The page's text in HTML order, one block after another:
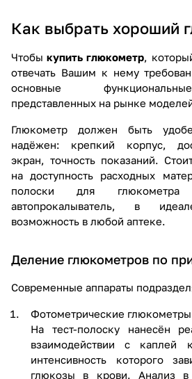
Как выбрать хороший
Чтобыкупить глюкометр,
отвечать Вашим к нему
основные
представленных на рынке
Глюкометр должен быть
надёжен: крепкий корпус,
экран, точность показаний.
на доступность расходных
полоски для глюкометра
автопрокалыватель, в
возможность в любой аптеке.
Деление глюкометров по
Современные аппараты
Фотометрические глюкометры
На тест-полоску нанесён
взаимодействии с каплей
интенсивность которого
глюкозы в крови. Анализ в